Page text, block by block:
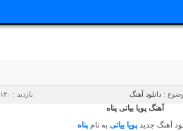
: دانلود آهنگ بازدید : ۱۲۰
آهنگ پویا بیاتی پناه
آهنگ جدید پویا بیاتی به نام پناه